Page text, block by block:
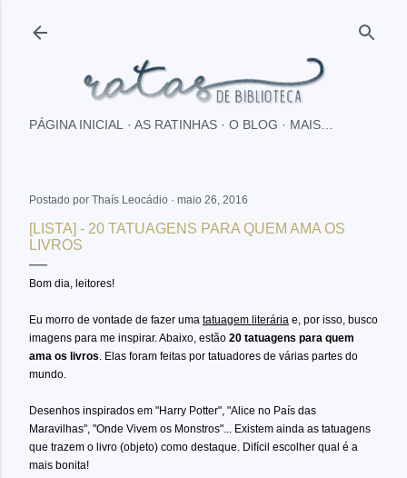
PÁGINA INICIAL AS RATINHAS O BLOG MAIS…
Postado por Thaís Leocádio maio 26, 2016
[LISTA] - 20 TATUAGENS PARA QUEM AMA OS
LIVROS
Bom dia, leitores!
Eu morro de vontade de fazer uma tatuagem literária e, por isso, busco
imagens para me inspirar. Abaixo, estão 20 tatuagens para quem
ama os livros. Elas foram feitas por tatuadores de várias partes do
mundo.
Desenhos inspirados em "Harry Potter", "Alice no País das
Maravilhas", "Onde Vivem os Monstros"... Existem ainda as tatuagens
que trazem o livro (objeto) como destaque. Difícil escolher qual é a
mais bonita!